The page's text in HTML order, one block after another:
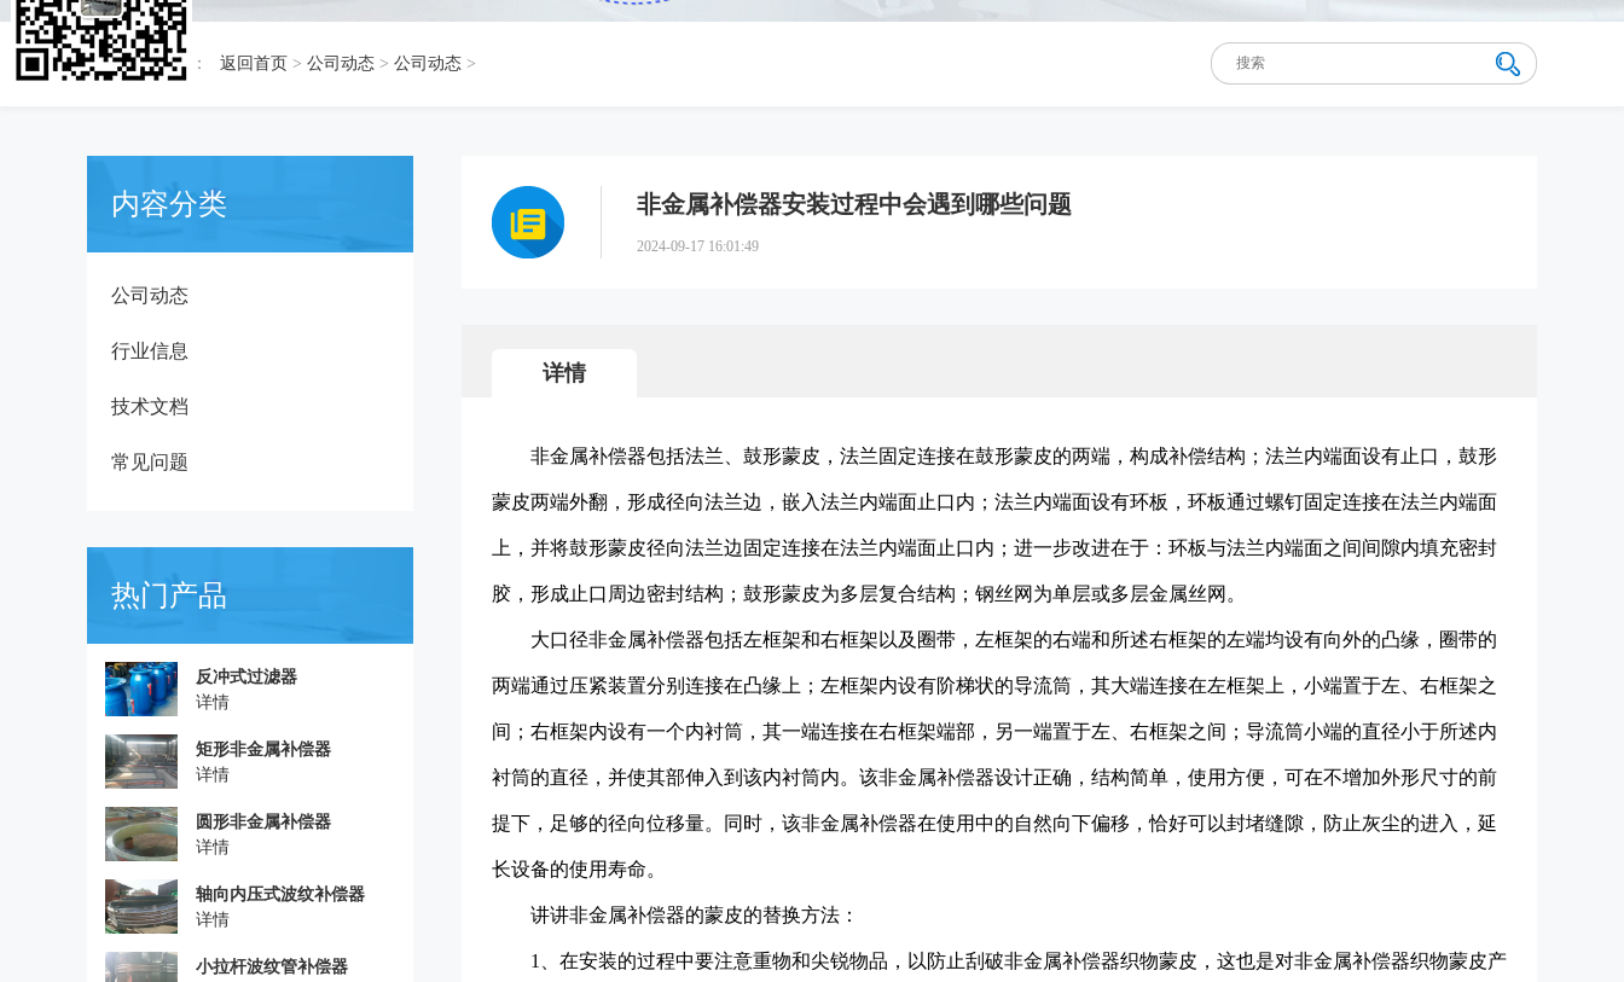
当前位置： 返回首页 > 公司动态 > 公司动态 >
内容分类
公司动态
行业信息
技术文档
常见问题
热门产品
反冲式过滤器
详情
矩形非金属补偿器
详情
圆形非金属补偿器
详情
轴向内压式波纹补偿器
详情
小拉杆波纹管补偿器
非金属补偿器安装过程中会遇到哪些问题
2024-09-17 16:01:49
详情
非金属补偿器包括法兰、鼓形蒙皮，法兰固定连接在鼓形蒙皮的两端，构成补偿结构；法兰内端面设有止口，鼓形
蒙皮两端外翻，形成径向法兰边，嵌入法兰内端面止口内；法兰内端面设有环板，环板通过螺钉固定连接在法兰内端面
上，并将鼓形蒙皮径向法兰边固定连接在法兰内端面止口内；进一步改进在于：环板与法兰内端面之间间隙内填充密封
胶，形成止口周边密封结构；鼓形蒙皮为多层复合结构；钢丝网为单层或多层金属丝网。
大口径非金属补偿器包括左框架和右框架以及圈带，左框架的右端和所述右框架的左端均设有向外的凸缘，圈带的
两端通过压紧装置分别连接在凸缘上；左框架内设有阶梯状的导流筒，其大端连接在左框架上，小端置于左、右框架之
间；右框架内设有一个内衬筒，其一端连接在右框架端部，另一端置于左、右框架之间；导流筒小端的直径小于所述内
衬筒的直径，并使其部伸入到该内衬筒内。该非金属补偿器设计正确，结构简单，使用方便，可在不增加外形尺寸的前
提下，足够的径向位移量。同时，该非金属补偿器在使用中的自然向下偏移，恰好可以封堵缝隙，防止灰尘的进入，延
长设备的使用寿命。
讲讲非金属补偿器的蒙皮的替换方法：
1、在安装的过程中要注意重物和尖锐物品，以防止刮破非金属补偿器织物蒙皮，这也是对非金属补偿器织物蒙皮产